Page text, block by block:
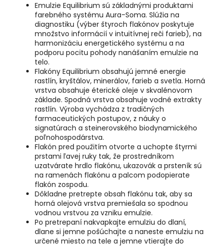
Emulzie Equilibrium sú základnými produktami
farebného systému Aura-Soma. Slúžia na
diagnostiku (výber štyroch flakónov poskytuje
množstvo informácií v intuitívnej reči farieb), na
harmonizáciu energetického systému a na
podporu pocitu pohody nanášaním emulzie na
telo.
Flakóny Equilibrium obsahujú jemné energie
rastlín, kryštálov, minerálov, farieb a svetla. Horná
vrstva obsahuje éterické oleje v skvalénovom
základe. Spodná vrstva obsahuje vodné extrakty
rastlín. Výroba vychádza z tradičných
farmaceutických postupov, z náuky o
signatúrach a steinerovského biodynamického
poľnohospodárstva.
Flakón pred použitím otvorte a uchopte štyrmi
prstami ľavej ruky tak, že prostredníkom
uzatvárate hrdlo flakónu, ukazovák a prsteník sú
na ramenách flakónu a palcom podopierate
flakón zospodu.
Dôkladne pretrepte obsah flakónu tak, aby sa
horná olejová vrstva premiešala so spodnou
vodnou vrstvou za vzniku emulzie.
Po pretrepaní nakvapkajte emulziu do dlaní,
dlane si jemne pošúchajte a naneste emulziu na
určené miesto na tele a jemne vtierajte do